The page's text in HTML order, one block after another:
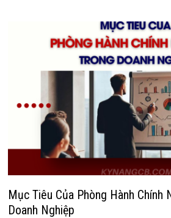
Mục Tiêu Của Phòng Hành Chính
Doanh Nghiệp